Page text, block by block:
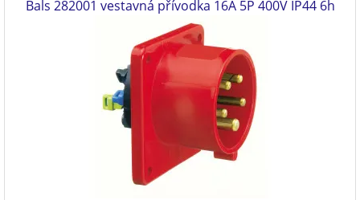
Bals 282001 vestavná přívodka 16A 5P 400V IP44 6h